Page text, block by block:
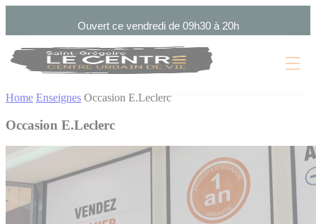
Cookies management panel
Ouvert ce vendredi de 09h30 à 20h
Home Enseignes Occasion E.Leclerc
Occasion E.Leclerc